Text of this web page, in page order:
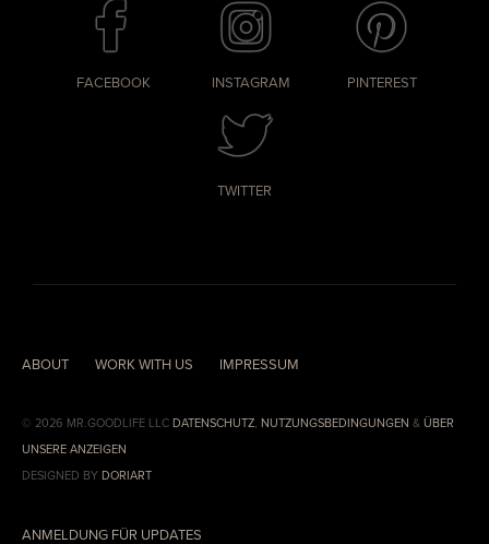
FACEBOOK INSTAGRAM PINTEREST
TWITTER
ABOUT WORK WITH US IMPRESSUM
© 2026 MR.GOODLIFE LLC DATENSCHUTZ, NUTZUNGSBEDINGUNGEN & ÜBER
UNSERE ANZEIGEN
DESIGNED BY DORIART
ANMELDUNG FÜR UPDATES